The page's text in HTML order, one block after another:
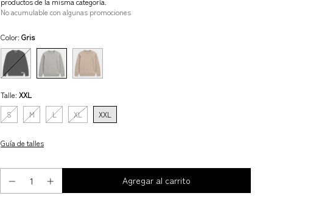
No acumulable con algunas promociones
Color: Gris
Talle: XXL
S
M L XL XXL
Guía de talles